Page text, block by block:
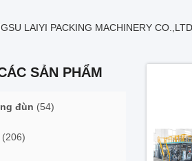
LAIYI PACKING MACHINERY
SẢN PHẨM
đùn (54)
(206)